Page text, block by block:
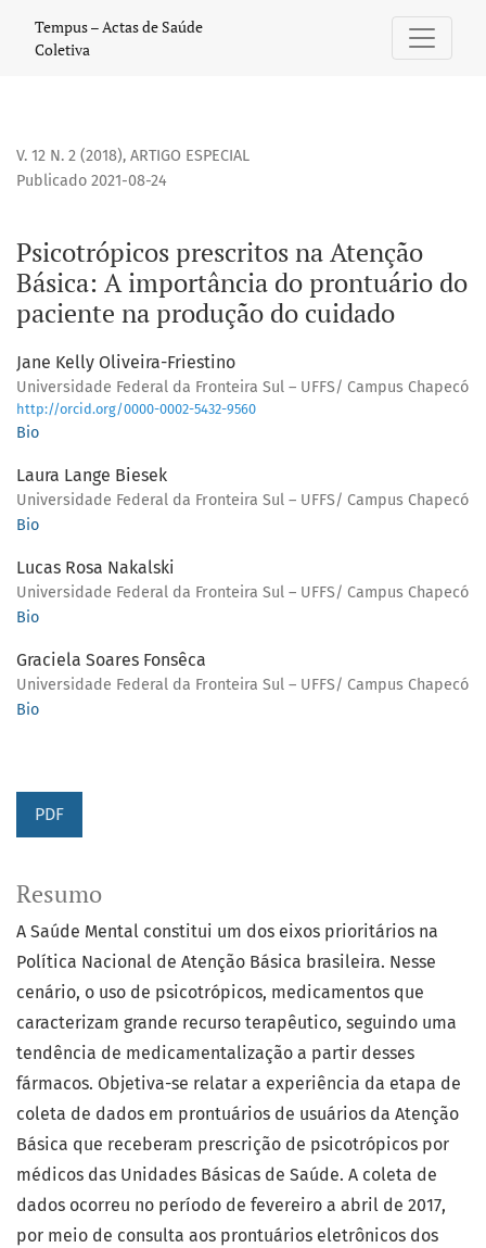
Psicotrópicos prescritos na Atenção Básica: A
Tempus – Actas de Saúde
Coletiva
V. 12 N. 2 (2018), ARTIGO ESPECIAL
Psicotrópicos prescritos na Atenção
Básica: A importância do prontuário do
paciente na produção do cuidado
Publicado 2021-08-24
Jane Kelly Oliveira-Friestino
Universidade Federal da Fronteira Sul – UFFS/ Campus Chapecó
http://orcid.org/0000-0002-5432-9560
Bio
Laura Lange Biesek
Universidade Federal da Fronteira Sul – UFFS/ Campus Chapecó
Bio
Lucas Rosa Nakalski
Universidade Federal da Fronteira Sul – UFFS/ Campus Chapecó
Bio
Graciela Soares Fonsêca
Universidade Federal da Fronteira Sul – UFFS/ Campus Chapecó
Bio
PDF
Resumo
A Saúde Mental constitui um dos eixos prioritários na
Política Nacional de Atenção Básica brasileira. Nesse
cenário, o uso de psicotrópicos, medicamentos que
caracterizam grande recurso terapêutico, seguindo uma
tendência de medicamentalização a partir desses
fármacos. Objetiva-se relatar a experiência da etapa de
coleta de dados em prontuários de usuários da Atenção
Básica que receberam prescrição de psicotrópicos por
médicos das Unidades Básicas de Saúde. A coleta de
dados ocorreu no período de fevereiro a abril de 2017,
por meio de consulta aos prontuários eletrônicos dos